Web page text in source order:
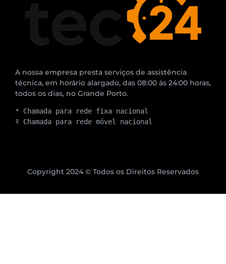
A nossa empresa presta serviços de assistência
técnica, em horário alargado, das 08:00 às 24:00 horas,
todos os dias, no Grande Porto.
* Chamada para rede fixa nacional
º Chamada para rede móvel nacional
Copyright 2024 © Todos os Direitos Reservados